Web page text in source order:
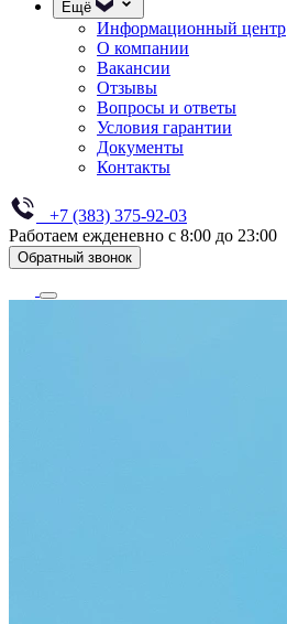
Ещё
Информационный центр
О компании
Вакансии
Отзывы
Вопросы и ответы
Условия гарантии
Документы
Контакты
+7 (383) 375-92-03
Работаем ежденевно с 8:00 до 23:00
Обратный звонок